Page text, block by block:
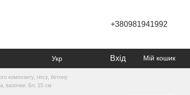
+380981941992
Укр Вхід Мій кошик
композиту, гіпсу, бетону
вазочки. Бл. 15 см